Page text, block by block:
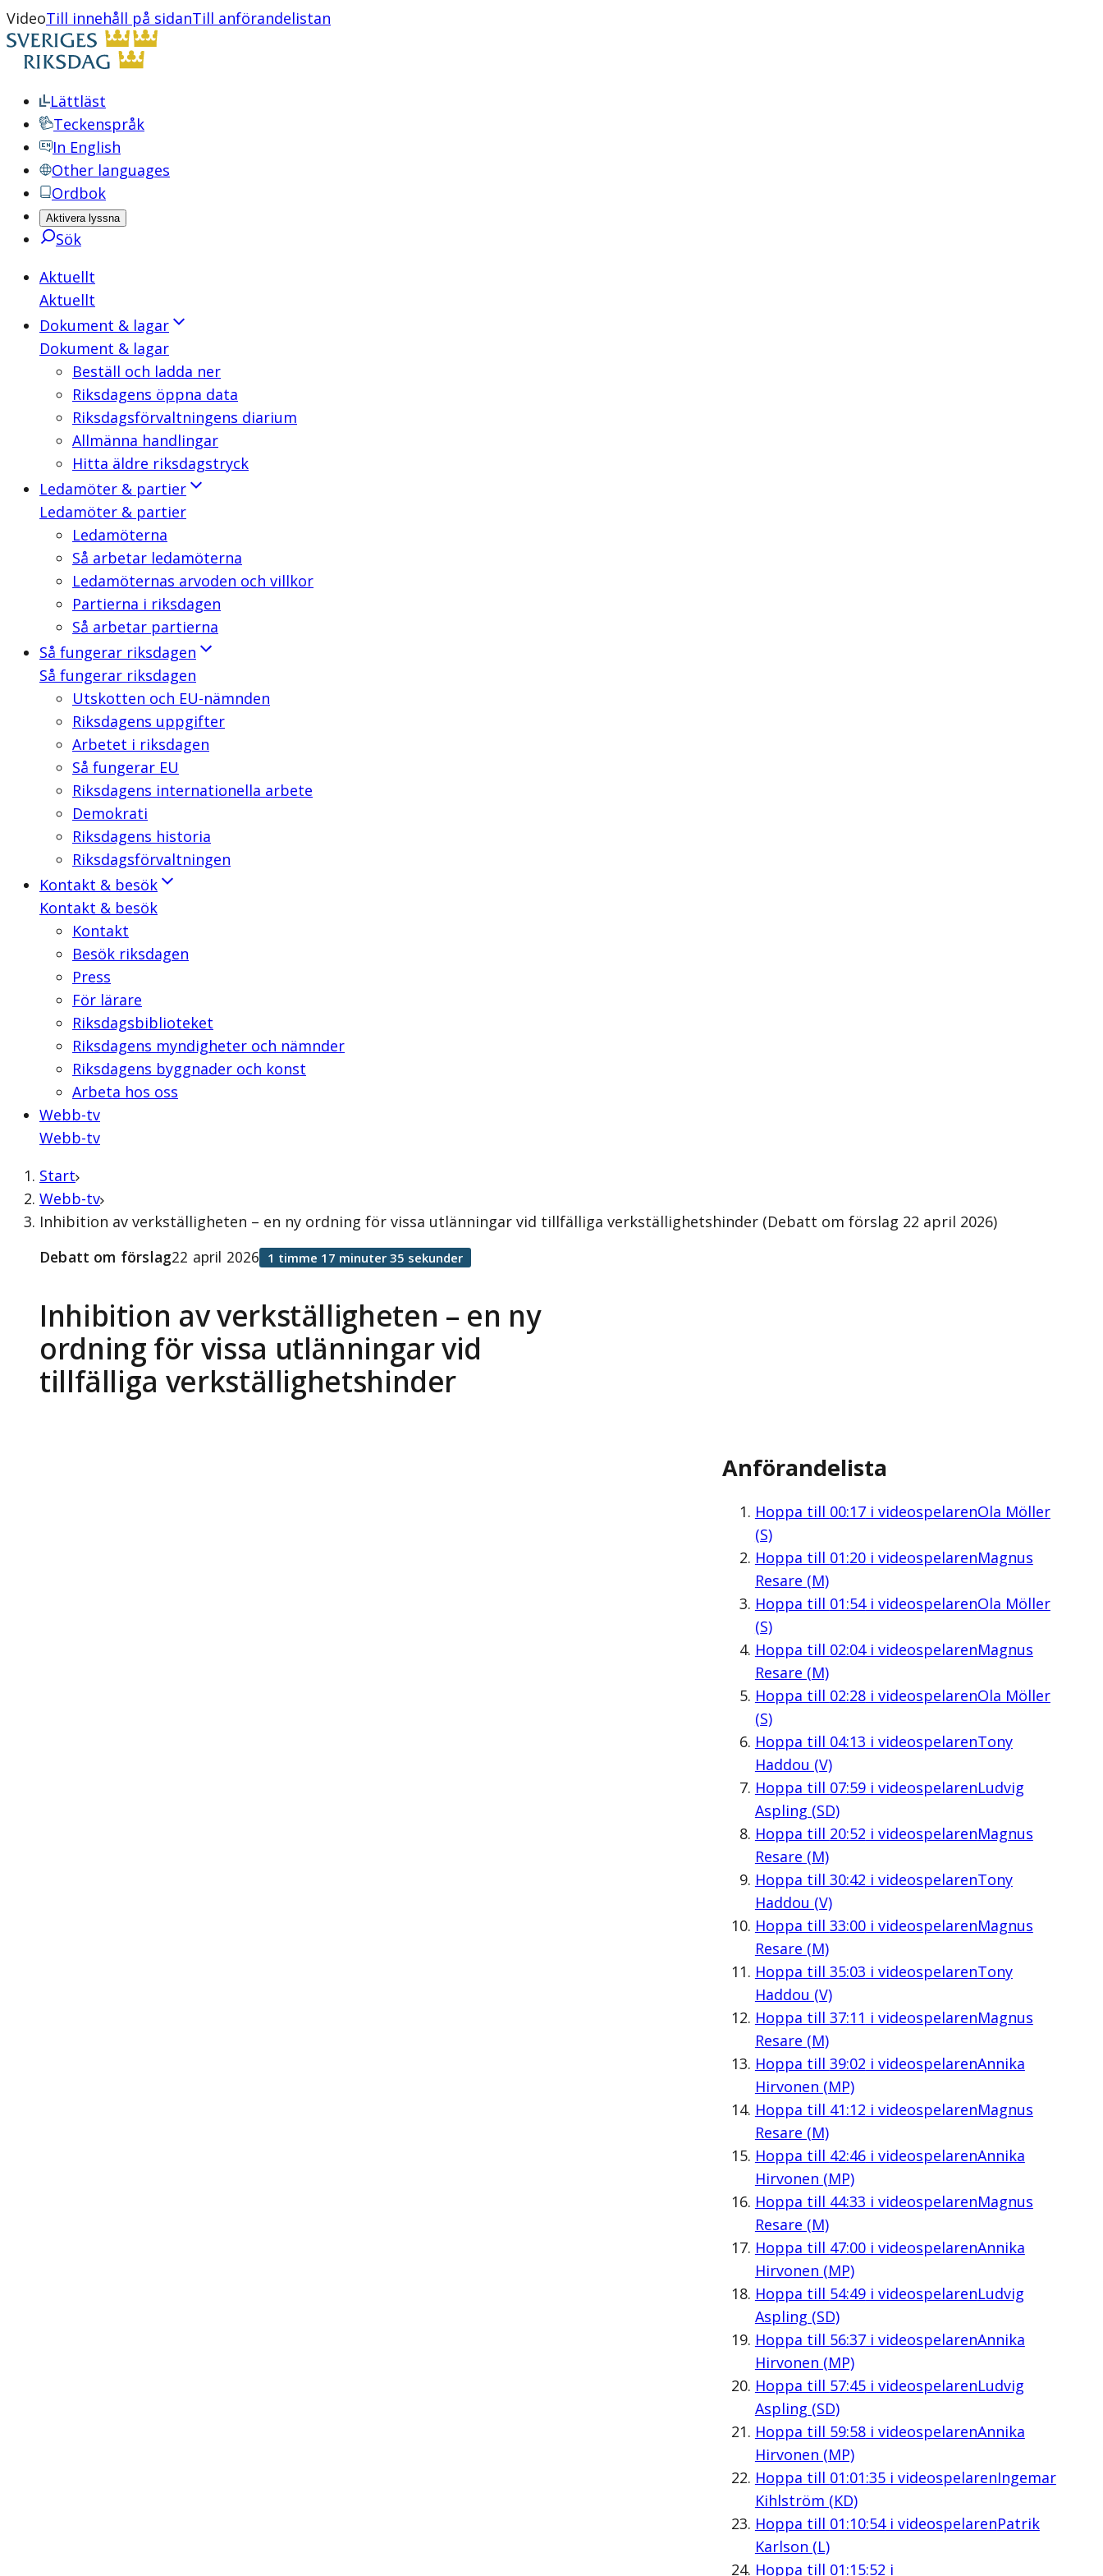
VideoTill innehåll på sidanTill anförandelistan
Lättläst
Teckenspråk
In English
Other languages
Ordbok
Aktivera lyssna
Sök
Aktuellt
Aktuellt
Dokument & lagar
Dokument & lagar
Beställ och ladda ner
Riksdagens öppna data
Riksdagsförvaltningens diarium
Allmänna handlingar
Hitta äldre riksdagstryck
Ledamöter & partier
Ledamöter & partier
Ledamöterna
Så arbetar ledamöterna
Ledamöternas arvoden och villkor
Partierna i riksdagen
Så arbetar partierna
Så fungerar riksdagen
Så fungerar riksdagen
Utskotten och EU-nämnden
Riksdagens uppgifter
Arbetet i riksdagen
Så fungerar EU
Riksdagens internationella arbete
Demokrati
Riksdagens historia
Riksdagsförvaltningen
Kontakt & besök
Kontakt & besök
Kontakt
Besök riksdagen
Press
För lärare
Riksdagsbiblioteket
Riksdagens myndigheter och nämnder
Riksdagens byggnader och konst
Arbeta hos oss
Webb-tv
Webb-tv
Start
Webb-tv
Inhibition av verkställigheten – en ny ordning för vissa utlänningar vid tillfälliga verkställighetshinder (Debatt om förslag 22 april 2026)
Inhibition av verkställigheten – en ny
ordning för vissa utlänningar vid
tillfälliga verkställighetshinder
Debatt om förslag22 april 2026 1 timme 17 minuter 35 sekunder
Anförandelista
Hoppa till 00:17i videospelarenOla Möller
(S)
Hoppa till 01:20i videospelarenMagnus
Resare (M)
Hoppa till 01:54i videospelarenOla Möller
(S)
Hoppa till 02:04i videospelarenMagnus
Resare (M)
Hoppa till 02:28i videospelarenOla Möller
(S)
Hoppa till 04:13 i videospelarenTony
Haddou (V)
Hoppa till 07:59i videospelarenLudvig
Aspling (SD)
Hoppa till 20:52 i videospelarenMagnus
Resare (M)
Hoppa till 30:42 i videospelarenTony
Haddou (V)
Hoppa till 33:00i videospelarenMagnus
Resare (M)
Hoppa till 35:03 i videospelarenTony
Haddou (V)
Hoppa till 37:11 i videospelarenMagnus
Resare (M)
Hoppa till 39:02 i videospelarenAnnika
Hirvonen (MP)
Hoppa till 41:12 i videospelarenMagnus
Resare (M)
Hoppa till 42:46i videospelarenAnnika
Hirvonen (MP)
Hoppa till 44:33 i videospelarenMagnus
Resare (M)
Hoppa till 47:00i videospelarenAnnika
Hirvonen (MP)
Hoppa till 54:49i videospelarenLudvig
Aspling (SD)
Hoppa till 56:37i videospelarenAnnika
Hirvonen (MP)
Hoppa till 57:45i videospelarenLudvig
Aspling (SD)
Hoppa till 59:58i videospelarenAnnika
Hirvonen (MP)
Hoppa till 01:01:35i videospelarenIngemar
Kihlström (KD)
Hoppa till 01:10:54i videospelarenPatrik
Karlson (L)
Hoppa till 01:15:52 i